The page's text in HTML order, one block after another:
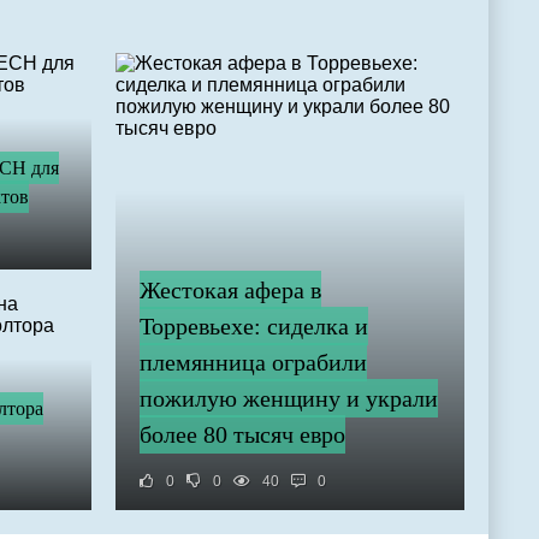
для
Жестокая афера в
Торревьехе: сиделка и
племянница ограбили
пожилую женщину и украли
более 80 тысяч евро
0 0 40 0